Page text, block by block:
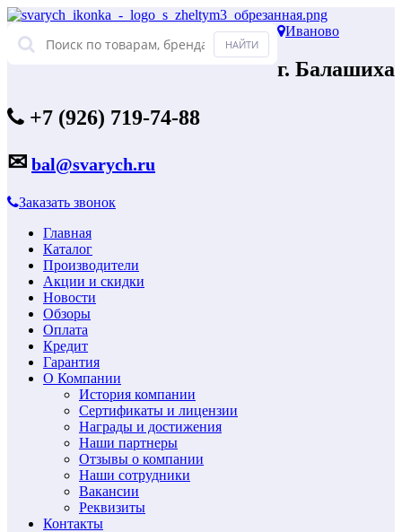
Иваново
г. Балашиха
+7 (926) 719-74-88
✉ bal@svarych.ru
Заказать звонок
Главная
Каталог
Производители
Акции и скидки
Новости
Обзоры
Оплата
Кредит
Гарантия
О Компании
История компании
Сертификаты и лицензии
Награды и достижения
Наши партнеры
Отзывы о компании
Наши сотрудники
Вакансии
Реквизиты
Контакты